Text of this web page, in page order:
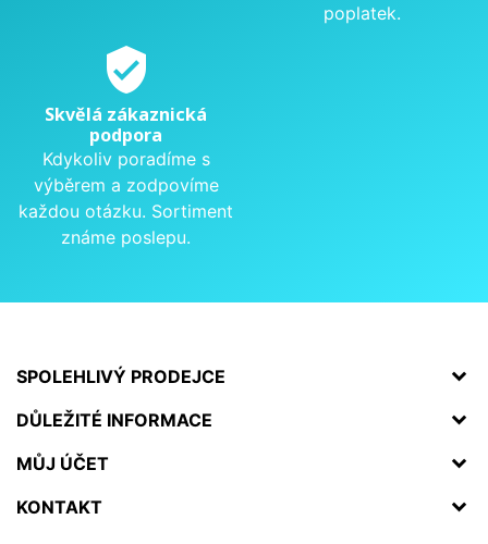
poplatek.
verified_user
Skvělá zákaznická
podpora
Kdykoliv poradíme s
výběrem a zodpovíme
každou otázku. Sortiment
známe poslepu.
SPOLEHLIVÝ PRODEJCE
DŮLEŽITÉ INFORMACE
MŮJ ÚČET
KONTAKT